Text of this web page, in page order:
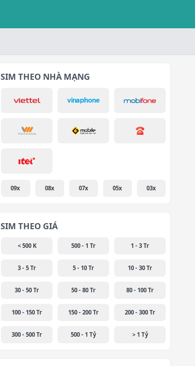
SIM THEO NHÀ MẠNG
09x 08x 07x 05x 03x
SIM THEO GIÁ
< 500 K 500 - 1 Tr 1 - 3 Tr
3 - 5 Tr 5 - 10 Tr 10 - 30 Tr
30 - 50 Tr 50 - 80 Tr 80 - 100 Tr
100 - 150 Tr 150 - 200 Tr 200 - 300 Tr
300 - 500 Tr 500 - 1 Tỷ > 1 Tỷ